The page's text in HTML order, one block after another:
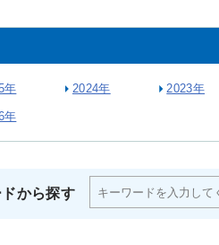
年 2024年 2023年
年
から探す